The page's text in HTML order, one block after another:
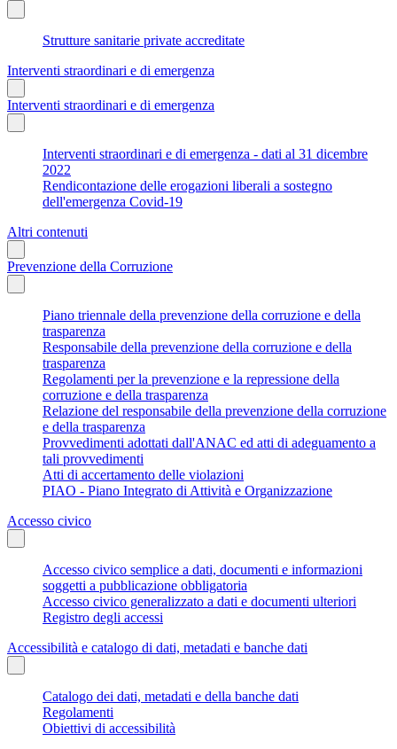
Strutture sanitarie private accreditate
Interventi straordinari e di emergenza
Interventi straordinari e di emergenza
Interventi straordinari e di emergenza - dati al 31 dicembre
2022
Rendicontazione delle erogazioni liberali a sostegno
dell'emergenza Covid-19
Altri contenuti
Prevenzione della Corruzione
Piano triennale della prevenzione della corruzione e della
trasparenza
Responsabile della prevenzione della corruzione e della
trasparenza
Regolamenti per la prevenzione e la repressione della
corruzione e della trasparenza
Relazione del responsabile della prevenzione della corruzione
e della trasparenza
Provvedimenti adottati dall'ANAC ed atti di adeguamento a
tali provvedimenti
Atti di accertamento delle violazioni
PIAO - Piano Integrato di Attività e Organizzazione
Accesso civico
Accesso civico semplice a dati, documenti e informazioni
soggetti a pubblicazione obbligatoria
Accesso civico generalizzato a dati e documenti ulteriori
Registro degli accessi
Accessibilità e catalogo di dati, metadati e banche dati
Catalogo dei dati, metadati e della banche dati
Regolamenti
Obiettivi di accessibilità